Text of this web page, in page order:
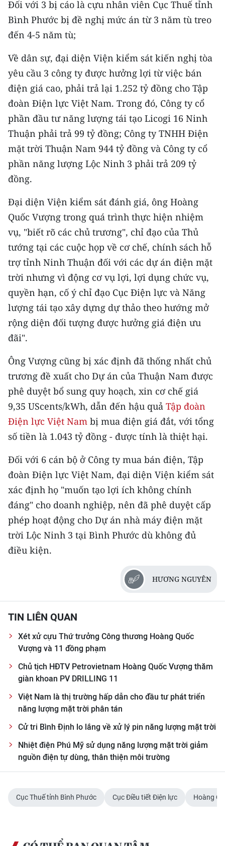
CHUYÊN ĐỀ
VỀ BÁO NHÂN DÂN
THỜI NAY
NHÂN DÂN CUỐI TUẦN
NHÂN DÂN HẰNG THÁNG
MUA BÁO
ĐỌC BÁO IN
ENGLISH
FRANÇAIS
РУССКИЙ
ESPAÑOL
Đối với 3 bị cáo là cựu nhân viên Cục Thuế tỉnh
Bình Phước bị đề nghị mức án từ 3 năm tù treo
đến 4-5 năm tù;
Về dân sự, đại diện Viện kiểm sát kiến nghị tòa
yêu cầu 3 công ty được hưởng lợi từ việc bán
điện giá cao, phải trả lại 1.252 tỷ đồng cho Tập
đoàn Điện lực Việt Nam. Trong đó, Công ty cổ
phần đầu tư năng lượng tái tạo Licogi 16 Ninh
Thuận phải trả 99 tỷ đồng; Công ty TNHH Điện
mặt trời Thuận Nam 944 tỷ đồng và Công ty cổ
phần năng lượng Lộc Ninh 3 phải trả 209 tỷ
đồng.
Đại diện Viện kiểm sát đánh giá, ông Hoàng
Quốc Vượng trong quá trình thực hiện nhiệm
vụ, "biết rõ các chủ trương", chỉ đạo của Thủ
tướng tại các cuộc họp về cơ chế, chính sách hỗ
trợ tỉnh Ninh Thuận đối với các dự án điện mặt
trời nhưng vì động cơ vụ lợi, lợi dụng chức vụ,
quyền hạn, cố ý chỉ đạo Cục Điện lực và Năng
lượng tái tạo xây dựng dự thảo theo hướng mở
rộng diện đối tượng được hưởng giá điện ưu
đãi".
Ông Vượng cũng bị xác định đã thống nhất chủ
trương đề xuất cho Dự án của Thuận Nam được
phê duyệt bổ sung quy hoạch, xin cơ chế giá
9,35 UScents/kWh, dẫn đến hậu quả Tập đoàn
Điện lực Việt Nam bị mua điện giá đắt, với tổng
số tiền là 1.043 tỷ đồng - được tính là thiệt hại.
Đối với 6 cán bộ ở Công ty mua bán điện, Tập
đoàn Điện lực Việt Nam, đại diện Viện kiểm sát
xác định họ "muốn tạo lợi ích không chính
đáng" cho doanh nghiệp, nên đã phê duyệt cấp
phép hoạt động cho Dự án nhà máy điện mặt
trời Lộc Ninh 3 tại Bình Phước dù không đủ
điều kiện.
HƯƠNG NGUYÊN
TIN LIÊN QUAN
Xét xử cựu Thứ trưởng Công thương Hoàng Quốc
Vượng và 11 đồng phạm
Chủ tịch HĐTV Petrovietnam Hoàng Quốc Vượng thăm
giàn khoan PV DRILLING 11
Việt Nam là thị trường hấp dẫn cho đầu tư phát triển
năng lượng mặt trời phân tán
Cử tri Bình Định lo lắng về xử lý pin năng lượng mặt trời
Nhiệt điện Phú Mỹ sử dụng năng lượng mặt trời giảm
nguồn điện tự dùng, thân thiện môi trường
Cục Thuế tỉnh Bình Phước Cục Điều tiết Điện lực Hoàng